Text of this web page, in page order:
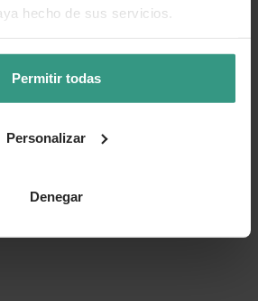
hecho de sus servicios.
Permitir todas
Personalizar
Denegar
de este producto?